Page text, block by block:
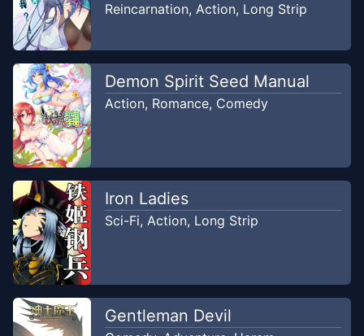
Reincarnation, Action, Long Strip
Demon Spirit Seed Manual
Action, Romance, Comedy
Iron Ladies
Sci-Fi, Action, Long Strip
Gentleman Devil